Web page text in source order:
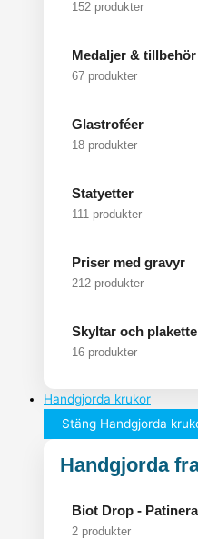
152 produkter
Medaljer & tillbehör
67 produkter
Glastroféer
18 produkter
Statyetter
111 produkter
Priser med gravyr
212 produkter
Skyltar och
16 produkter
Handgjorda krukor
Stäng Handgjorda
Handgjorda
Biot Drop -
2 produkter